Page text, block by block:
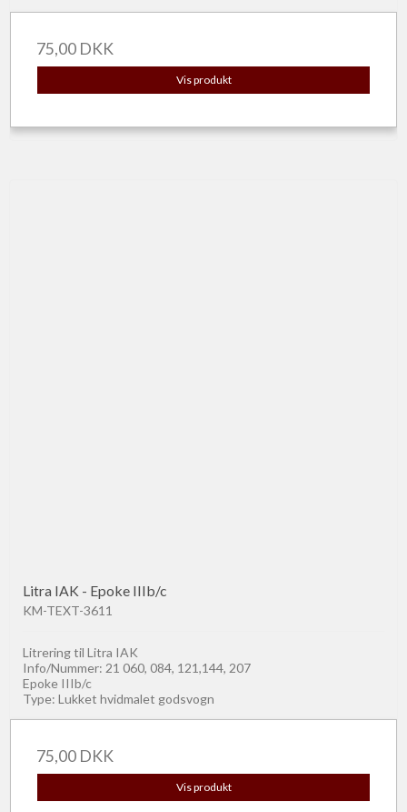
75,00 DKK
Vis produkt
Litra IAK - Epoke IIIb/c
KM-TEXT-3611
Litrering til Litra IAK
Info/Nummer: 21 060, 084, 121,144, 207
Epoke IIIb/c
Type: Lukket hvidmalet godsvogn
75,00 DKK
Vis produkt